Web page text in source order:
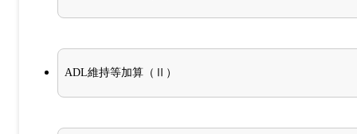
ADL維持等加算（Ⅱ）